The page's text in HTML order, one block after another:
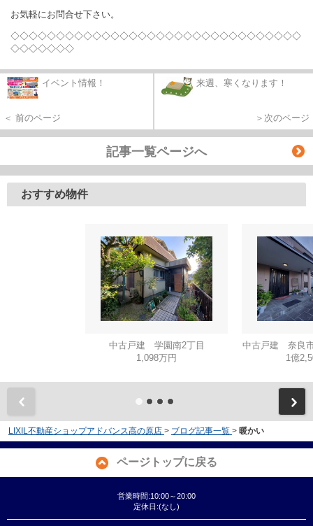
お気軽にお問合せ下さい。
◇◇◇◇◇◇◇◇◇◇◇◇◇◇◇◇◇◇◇◇◇◇◇◇◇◇◇◇◇◇◇◇
◇◇◇◇◇◇◇
イベント情報！
＜ 前のページ
来週、寒くなります！
＞次のページ
記事一覧ページへ
おすすめ物件
中古戸建 学園南2丁目
1,098万円
中古戸建 奈良
1億
LIXIL不動産ショップアドバンス高の原店 > ブログ記事一覧 > 暖かい
ページトップに戻る
営業時間:10:00～20:00
定休日:(なし)